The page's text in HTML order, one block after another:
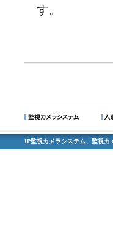
す。
IP監視カメラシステム、監視カ